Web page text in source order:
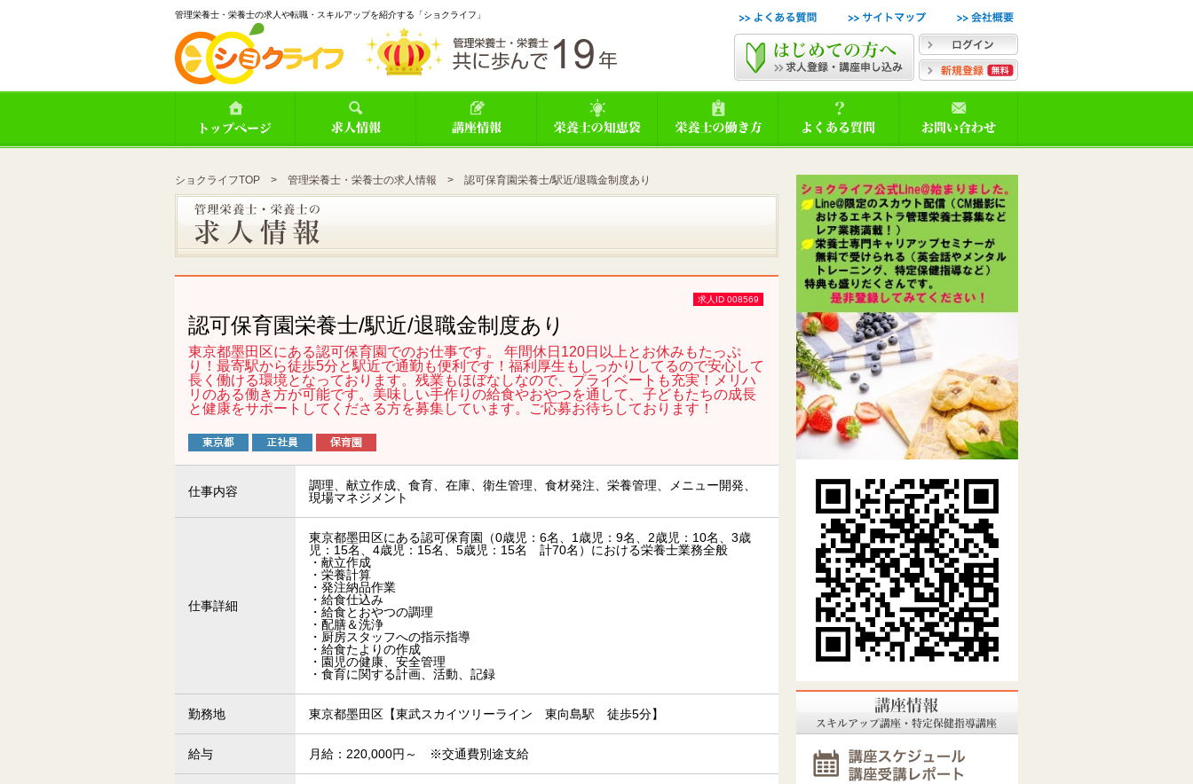
管理栄養士・栄養士の求人や転職・スキルアップを紹介する「ショクライフ」
ショクライフTOP > 管理栄養士・栄養士の求人情報 > 認可保育園栄養士/駅近/退職金制度あり
求人ID 008569
認可保育園栄養士/駅近/退職金制度あり
東京都墨田区にある認可保育園でのお仕事です。 年間休日120日以上とお休みもたっぷ
り！最寄駅から徒歩5分と駅近で通勤も便利です！福利厚生もしっかりしてるので安心して
長く働ける環境となっております。残業もほぼなしなので、プライベートも充実！メリハ
リのある働き方が可能です。美味しい手作りの給食やおやつを通して、子どもたちの成長
と健康をサポートしてくださる方を募集しています。ご応募お待ちしております！
仕事内容
調理、献立作成、食育、在庫、衛生管理、食材発注、栄養管理、メニュー開発、
現場マネジメント
仕事詳細
東京都墨田区にある認可保育園（0歳児：6名、1歳児：9名、2歳児：10名、3歳
児：15名、4歳児：15名、5歳児：15名 計70名）における栄養士業務全般
・献立作成
・栄養計算
・発注納品作業
・給食仕込み
・給食とおやつの調理
・配膳＆洗浄
・厨房スタッフへの指示指導
・給食たよりの作成
・園児の健康、安全管理
・食育に関する計画、活動、記録
勤務地 東京都墨田区【東武スカイツリーライン 東向島駅 徒歩5分】
給与 月給：220,000円～ ※交通費別途支給